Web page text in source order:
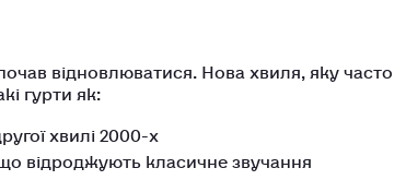
відновлюватися. Нова хвиля, яку часто
гурти як:
хвилі 2000-х
відроджують класичне звучання